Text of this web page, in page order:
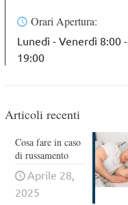
Orari Apertura:
Lunedì - Venerdì 8:00 -
19:00
Articoli recenti
Cosa fare in caso
di russamento
Aprile 28,
2025